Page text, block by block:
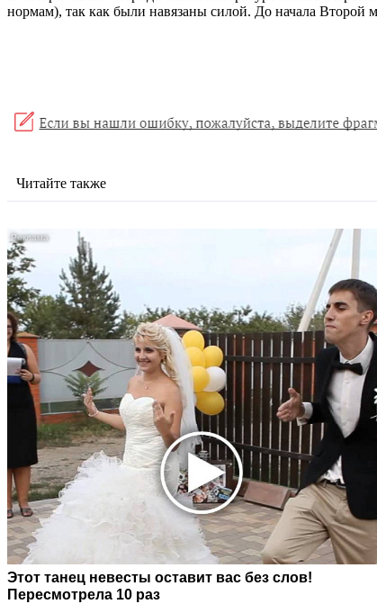
нормам), так как были навязаны силой. До начала Второй
Читайте также
Этот танец невесты оставит вас без слов!
Пересмотрела 10 раз